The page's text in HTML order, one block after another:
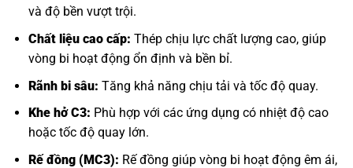
và độ bền vượt trội.
Chất liệu cao cấp: Thép chịu lực chất lượng cao, giúp
vòng bi hoạt động ổn định và bền bỉ.
Rãnh bi sâu: Tăng khả năng chịu tải và tốc độ quay.
Khe hở C3: Phù hợp với các ứng dụng có nhiệt độ cao
hoặc tốc độ quay lớn.
Rế đồng (MC3): Rế đồng giúp vòng bi hoạt động êm ái,